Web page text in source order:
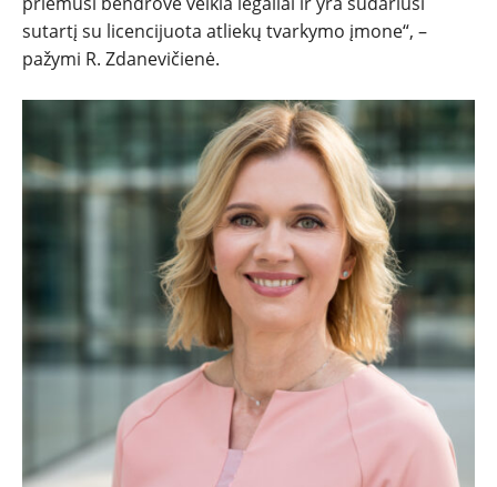
sutartį su licencijuota atliekų tvarkymo įmone“, –
pažymi R. Zdanevičienė.